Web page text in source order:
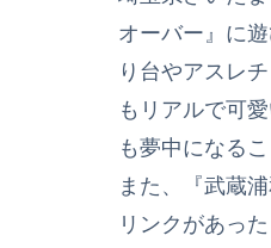
オーバー』に
り台やアスレ
もリアルで可
も夢中になる
また、『武蔵
リンクがあっ